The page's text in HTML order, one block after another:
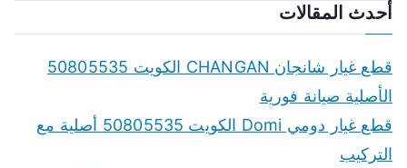
أحدث المقالات
قطع غيار شانجان CHANGAN الكويت 50805535
الأصلية صيانة فورية
قطع غيار دومي Domi الكويت 50805535 أصلية مع
التركيب